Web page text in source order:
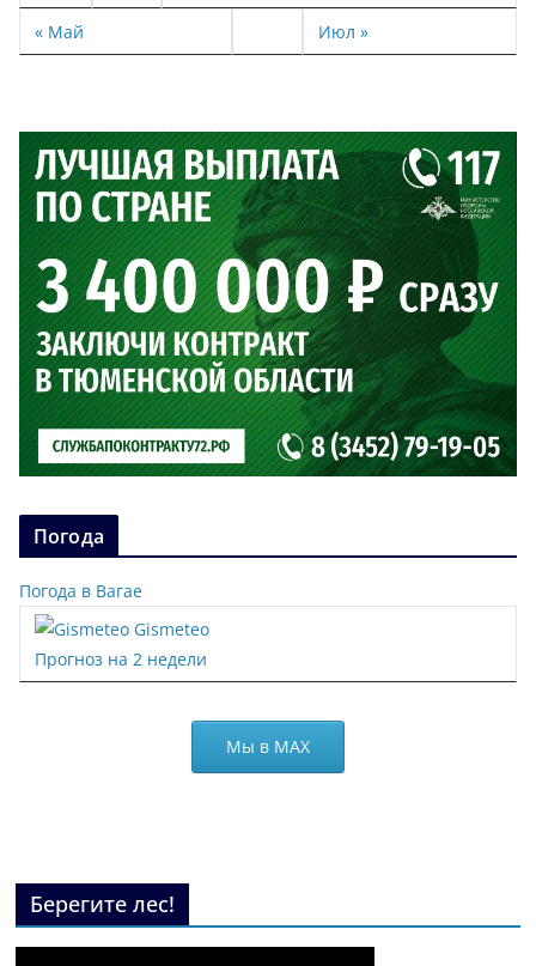
« Май Июл »
Погода
Погода в Вагае
Gismeteo
Прогноз на 2 недели
Мы в МАХ
Берегите лес!